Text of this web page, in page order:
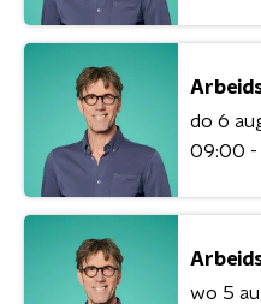
do 6
09:00 -
wo 5